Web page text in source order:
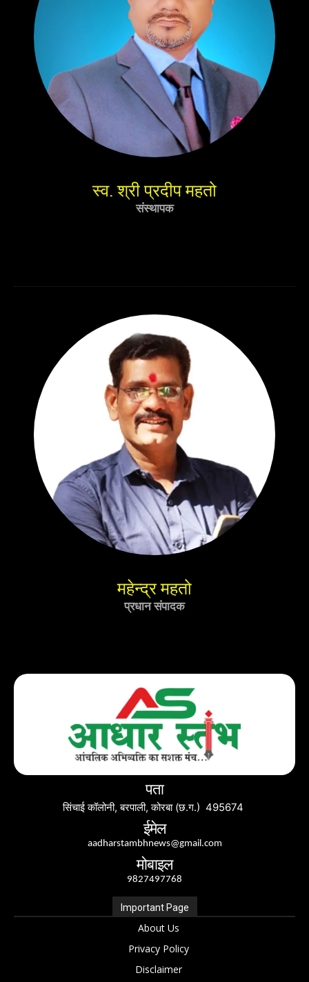
स्व. श्री प्रदीप महतो
संस्थापक
महेन्द्र महतो
प्रधान संपादक
पता
सिंचाई कॉलोनी, बरपाली, कोरबा (छ.ग.) 495674
ईमेल
aadharstambhnews@gmail.com
मोबाइल
9827497768
Important Page
About Us
Privacy Policy
Disclaimer